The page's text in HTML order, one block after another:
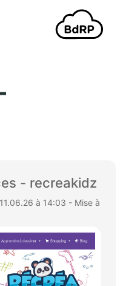
- recreakidz
à 14:03 - Mise à